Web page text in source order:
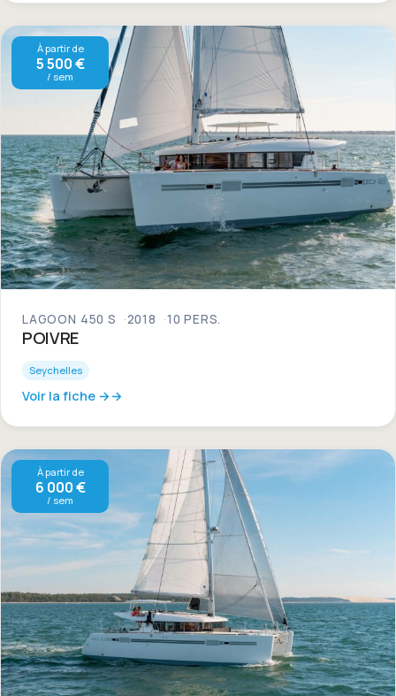
À partir de
5 500 €
/ sem
LAGOON 450 S 2018 10 PERS.
POIVRE
Seychelles
Voir la fiche →
À partir de
6 000 €
/ sem